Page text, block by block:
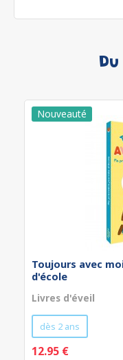
Toujours avec
d'école
Livres d'éveil
dès 2 ans
12.95 €